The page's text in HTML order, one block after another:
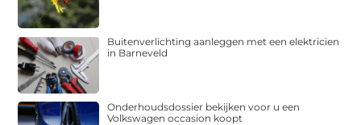
Buitenverlichting aanleggen met een elektricien
in Barneveld
Onderhoudsdossier bekijken voor u een
Volkswagen occasion koopt